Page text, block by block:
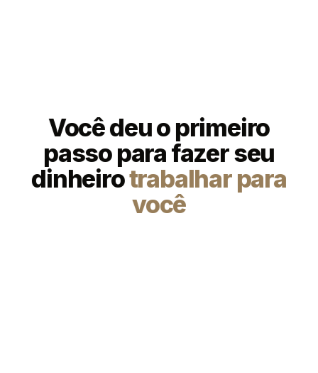
Vocêdeuoprimeiro
passoparafazerseu
dinheirotrabalhar para
você